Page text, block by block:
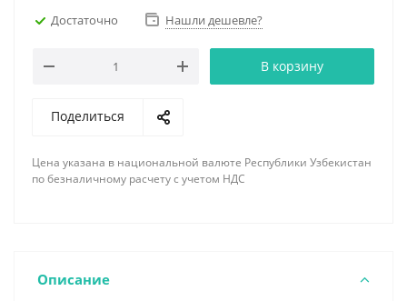
Достаточно Нашли дешевле?
В корзину
Поделиться
Цена указана в национальной валюте Республики Узбекистан
по безналичному расчету с учетом НДС
Описание